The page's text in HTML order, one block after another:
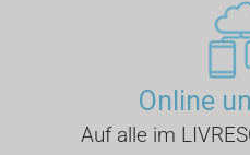
Online
Auf alle im